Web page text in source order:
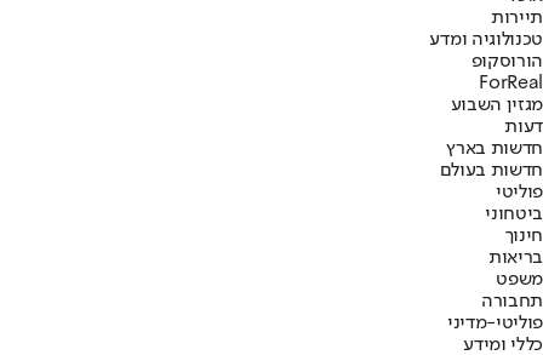
תיירות
טכנולוגיה ומדע
הורוסקופ
ForReal
מגזין השבוע
דעות
חדשות בארץ
חדשות בעולם
פוליטי
ביטחוני
חינוך
בריאות
משפט
תחבורה
פוליטי-מדיני
כללי ומידע